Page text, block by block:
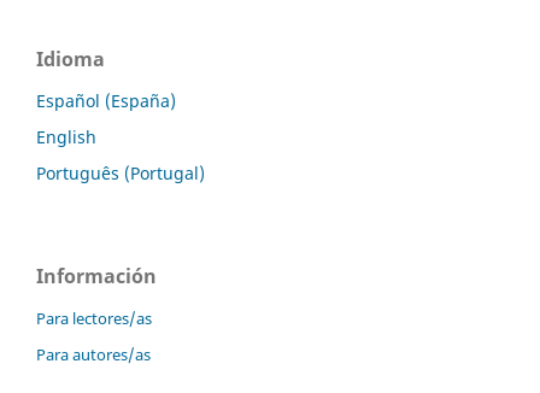
Idioma
Español (España)
English
Português (Portugal)
Información
Para lectores/as
Para autores/as